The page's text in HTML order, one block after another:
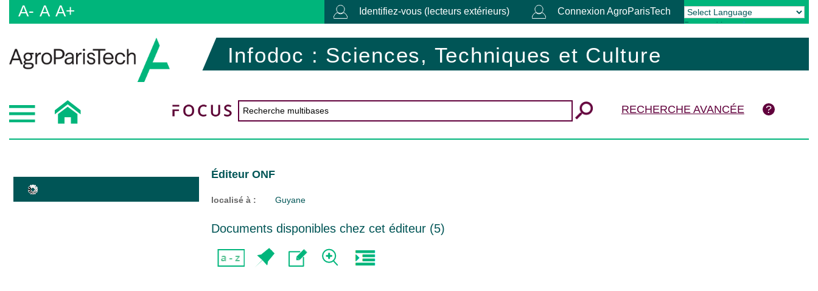
A- A A+ Identifiez-vous (lecteurs extérieurs) Connexion AgroParisTech
Powered by Translate
Infodoc : Sciences, Techniques et Culture
RECHERCHE AVANCÉE
Éditeur ONF
localisé à : Guyane
Documents disponibles chez cet éditeur (5)